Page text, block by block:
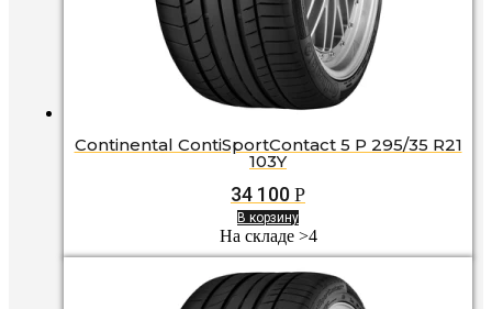
Continental ContiSportContact 5 P 295/35 R21
103Y
34 100 Р
В корзину
На складе >4